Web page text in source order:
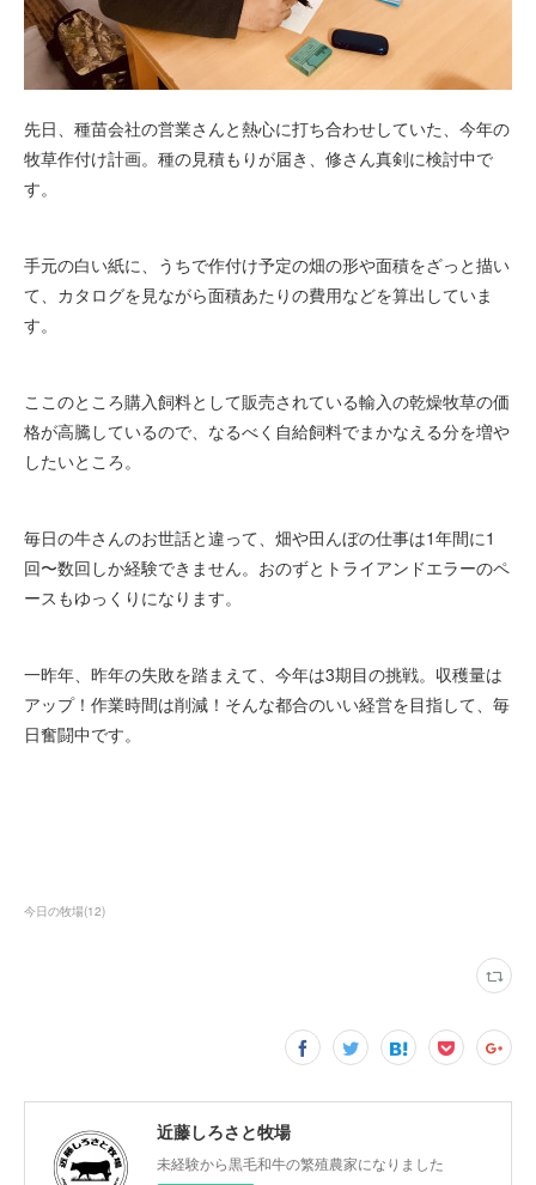
先日、種苗会社の営業さんと熱心に打ち合わせしていた、今年の
牧草作付け計画。種の見積もりが届き、修さん真剣に検討中で
す。
手元の白い紙に、うちで作付け予定の畑の形や面積をざっと描い
て、カタログを見ながら面積あたりの費用などを算出していま
す。
ここのところ購入飼料として販売されている輸入の乾燥牧草の価
格が高騰しているので、なるべく自給飼料でまかなえる分を増や
したいところ。
毎日の牛さんのお世話と違って、畑や田んぼの仕事は1年間に1
回〜数回しか経験できません。おのずとトライアンドエラーのペ
ースもゆっくりになります。
一昨年、昨年の失敗を踏まえて、今年は3期目の挑戦。収穫量は
アップ！作業時間は削減！そんな都合のいい経営を目指して、毎
日奮闘中です。
今日の牧場(12)
近藤しろさと牧場
未経験から黒毛和牛の繁殖農家になりました